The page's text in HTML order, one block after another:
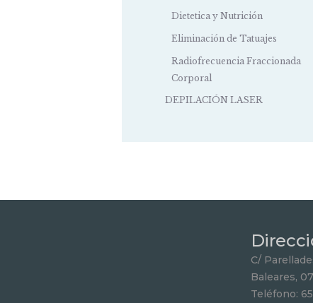
Dietetica y Nutrición
Eliminación de Tatuajes
Radiofrecuencia Fraccionada
Corporal
DEPILACIÓN LASER
C/
Baleares,
Teléfono: